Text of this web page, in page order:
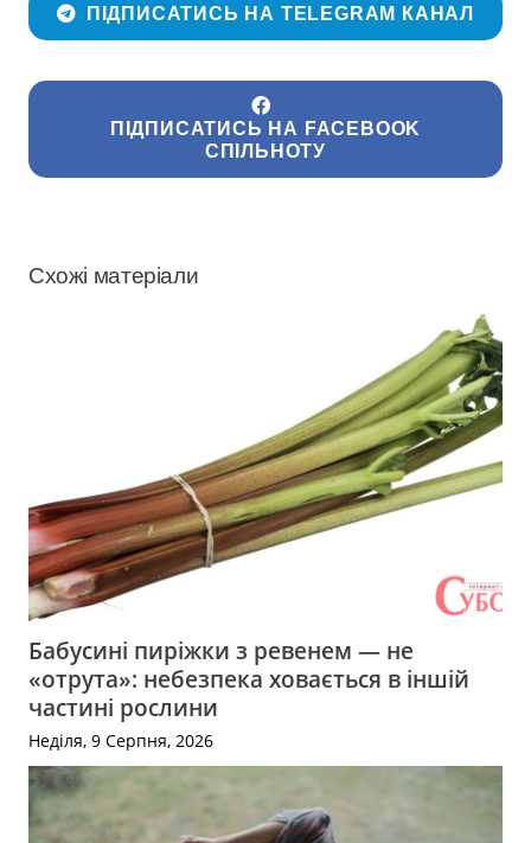
ПІДПИСАТИСЬ НА TELEGRAM КАНАЛ
ПІДПИСАТИСЬ НА FACEBOOK
СПІЛЬНОТУ
Схожі матеріали
Бабусині пиріжки з ревенем — не
«отрута»: небезпека ховається в іншій
частині рослини
Неділя, 9 Серпня, 2026